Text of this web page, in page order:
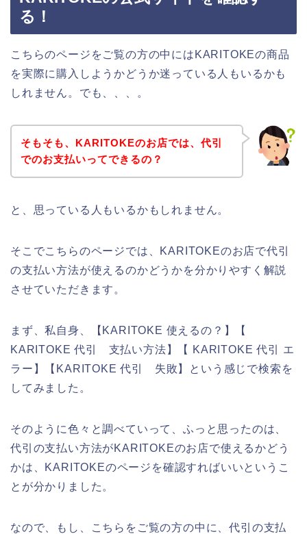
る！
こちらのページをご覧の方の中にはKARITOKEの商品
を実際に購入しようかどうか迷っている人もいるかも
しれません。でも、、、。
そもそも、KARITOKEのお店では、代引
でのお支払いってできるの？
と、思っている人もいるかもしれません。
そこでこちらのページでは、KARITOKEのお店で代引
の支払い方法が使えるのかどうかを分かりやすく解説
させていただきます。
まず、私自身、【KARITOKE 使えるの？】【
KARITOKE 代引 支払い方法】【 KARITOKE 代引 エ
ラー】【KARITOKE 代引 失敗】という感じで検索を
してみました。
そのように色々と調べていって、ふっと思ったのは、
代引の支払い方法がKARITOKEのお店で使えるかどう
かは、KARITOKEのページを確認すればいいというこ
とが分かりました。
なので、もし、こちらをご覧の方の中に、代引の支払